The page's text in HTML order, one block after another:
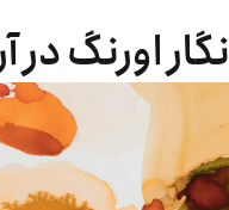
اورنگ در